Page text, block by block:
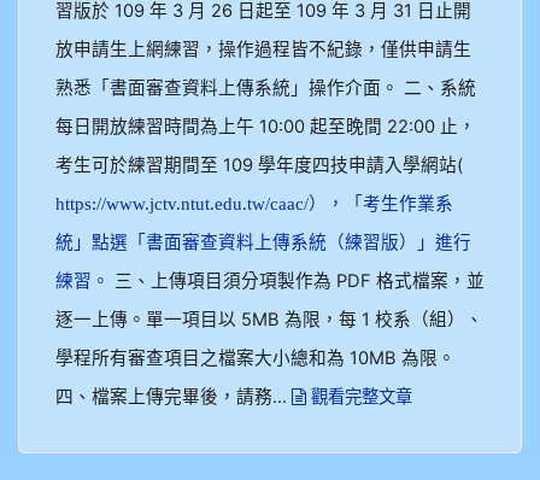
習版於 109 年 3 月 26 日起至 109 年 3 月 31 日止開
放申請生上網練習，操作過程皆不紀錄，僅供申請生
熟悉「書面審查資料上傳系統」操作介面。 二、系統
每日開放練習時間為上午 10:00 起至晚間 22:00 止，
考生可於練習期間至 109 學年度四技申請入學網站(
https://www.jctv.ntut.edu.tw/caac/），「考生作業系
統」點選「書面審查資料上傳系統（練習版）」進行
練習。
三、上傳項目須分項製作為 PDF 格式檔案，並
逐一上傳。單一項目以 5MB 為限，每 1 校系（組）、
學程所有審查項目之檔案大小總和為 10MB 為限。
四、檔案上傳完畢後，請務...
觀看完整文章